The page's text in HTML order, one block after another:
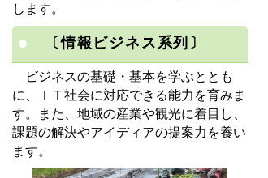
します。
〔情報ビジネス系列〕
ビジネスの基礎・基本を学ぶととも
に、ＩＴ社会に対応できる能力を育みま
す。また、地域の産業や観光に着目し、
課題の解決やアイディアの提案力を養い
ます。